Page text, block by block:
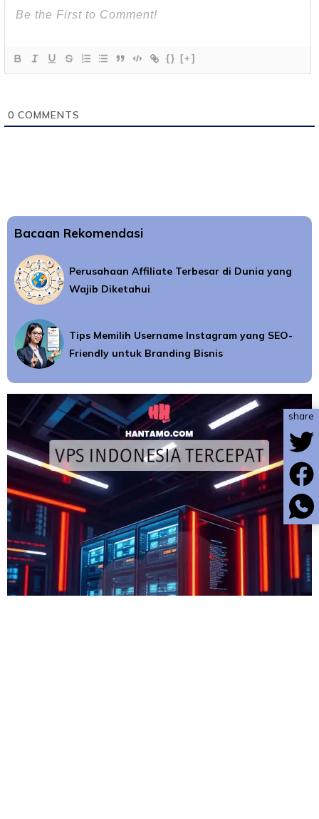
{} [+]
0 COMMENTS
Bacaan Rekomendasi
Perusahaan Affiliate Terbesar di Dunia yang
Wajib Diketahui
Tips Memilih Username Instagram yang SEO-
Friendly untuk Branding Bisnis
share